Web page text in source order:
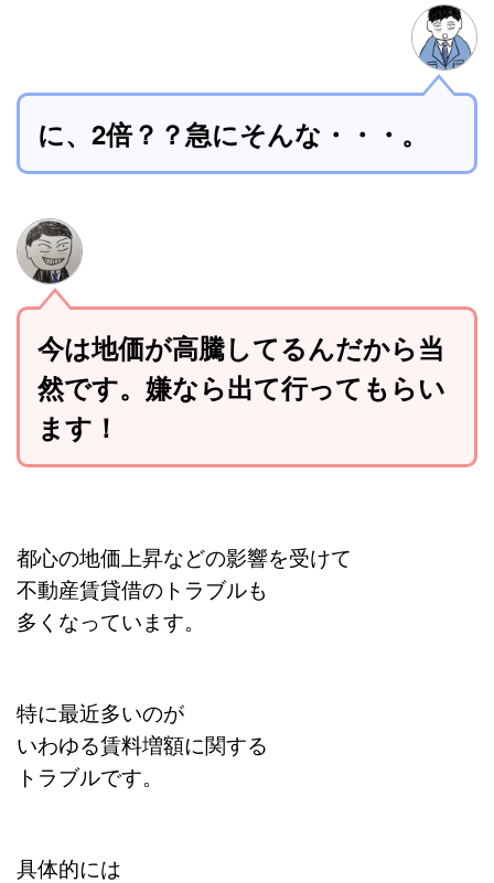
に、2倍？？急にそんな・・・。
今は地価が高騰してるんだから当
然です。嫌なら出て行ってもらい
ます！
都心の地価上昇などの影響を受けて
不動産賃貸借のトラブルも
多くなっています。
特に最近多いのが
いわゆる賃料増額に関する
トラブルです。
具体的には